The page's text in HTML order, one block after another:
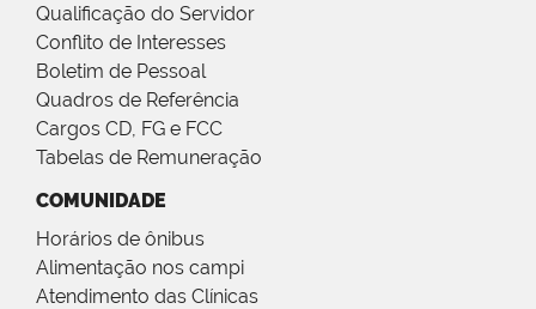
Qualificação do Servidor
Conflito de Interesses
Boletim de Pessoal
Quadros de Referência
Cargos CD, FG e FCC
Tabelas de Remuneração
COMUNIDADE
Horários de ônibus
Alimentação nos campi
Atendimento das Clínicas